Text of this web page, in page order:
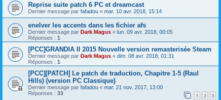
Reprise suite patch 6 PC et dreamcast
Dernier message par fafadou « mar. 10 avr. 2018, 15:14
enelver les accents dans les fichier afs
Dernier message par Dark Magus « lun. 09 avr. 2018, 00:05
Réponses : 1
[PCC]GRANDIA II 2015 Nouvelle version remasterisée Steam
Dernier message par Dark Magus « dim. 08 avr. 2018, 01:31
Réponses : 1
[PCC][PATCH] Le patch de traduction, Chapitre 1-5 (Raul
Hills) (version PC Classique)
Dernier message par fafadou « mar. 21 nov. 2017, 13:00
Réponses : 33 1 2 3